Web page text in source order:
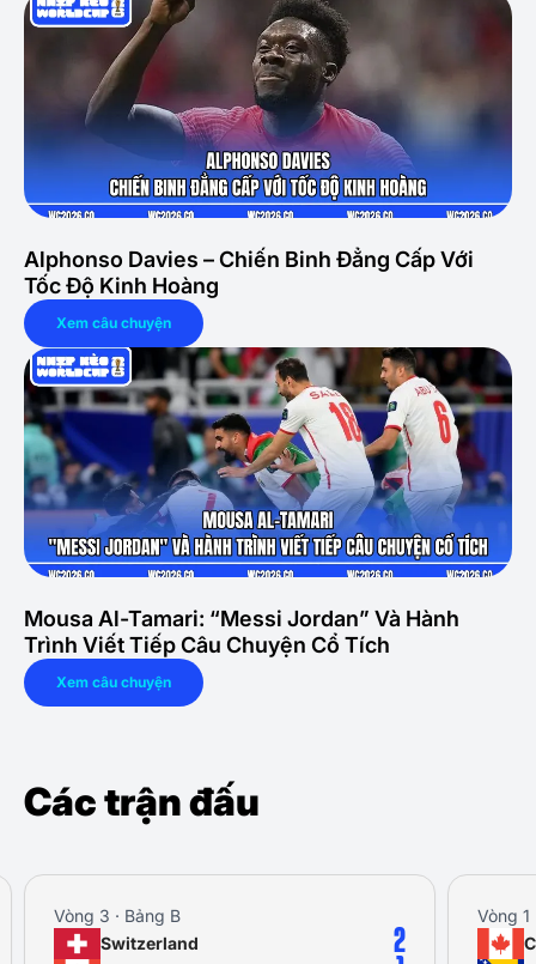
Alphonso Davies – Chiến Binh Đẳng Cấp Với
Tốc Độ Kinh Hoàng
Xem câu chuyện
Mousa Al-Tamari: “Messi Jordan” Và Hành
Trình Viết Tiếp Câu Chuyện Cổ Tích
Xem câu chuyện
Các trận đấu
Vòng 3 · Bảng B
Switzerland
2
Vòng 1